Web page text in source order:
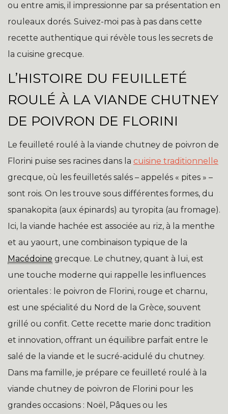
ou entre amis, il impressionne par sa présentation en
rouleaux dorés. Suivez-moi pas à pas dans cette
recette authentique qui révèle tous les secrets de
la cuisine grecque.
L’HISTOIRE DU FEUILLETÉ
ROULÉ À LA VIANDE CHUTNEY
DE POIVRON DE FLORINI
Le feuilleté roulé à la viande chutney de poivron de
Florini puise ses racines dans la cuisine traditionnelle
grecque, où les feuilletés salés – appelés « pites » –
sont rois. On les trouve sous différentes formes, du
spanakopita (aux épinards) au tyropita (au fromage).
Ici, la viande hachée est associée au riz, à la menthe
et au yaourt, une combinaison typique de la
Macédoine grecque. Le chutney, quant à lui, est
une touche moderne qui rappelle les influences
orientales : le poivron de Florini, rouge et charnu,
est une spécialité du Nord de la Grèce, souvent
grillé ou confit. Cette recette marie donc tradition
et innovation, offrant un équilibre parfait entre le
salé de la viande et le sucré-acidulé du chutney.
Dans ma famille, je prépare ce feuilleté roulé à la
viande chutney de poivron de Florini pour les
grandes occasions : Noël, Pâques ou les